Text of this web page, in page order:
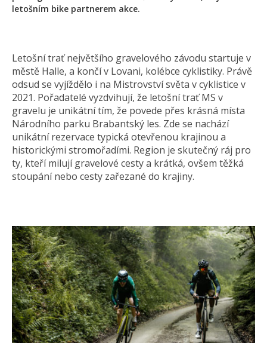
letošním bike partnerem akce.
Letošní trať největšího gravelového závodu startuje v
městě Halle, a končí v Lovani, kolébce cyklistiky. Právě
odsud se vyjíždělo i na Mistrovství světa v cyklistice v
2021. Pořadatelé vyzdvihují, že letošní trať MS v
gravelu je unikátní tím, že povede přes krásná místa
Národního parku Brabantský les. Zde se nachází
unikátní rezervace typická otevřenou krajinou a
historickými stromořadími. Region je skutečný ráj pro
ty, kteří milují gravelové cesty a krátká, ovšem těžká
stoupání nebo cesty zařezané do krajiny.